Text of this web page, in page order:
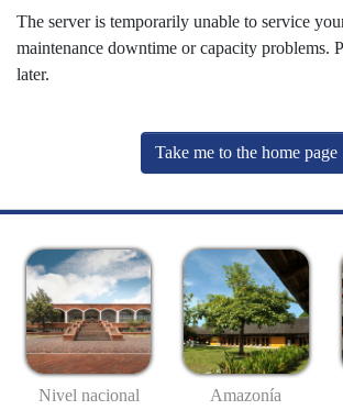
The server is temporarily unable to service
maintenance downtime or capacity problems.
later.
Take me to the home page
Nivel nacional Amazonía